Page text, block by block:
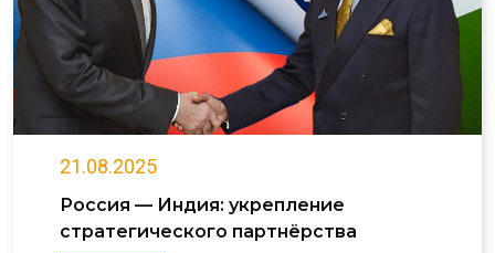
21.08.2025
Россия — Индия: укрепление
стратегического партнёрства